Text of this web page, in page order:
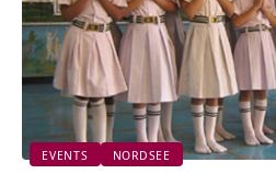
EVENTS NORDSEE